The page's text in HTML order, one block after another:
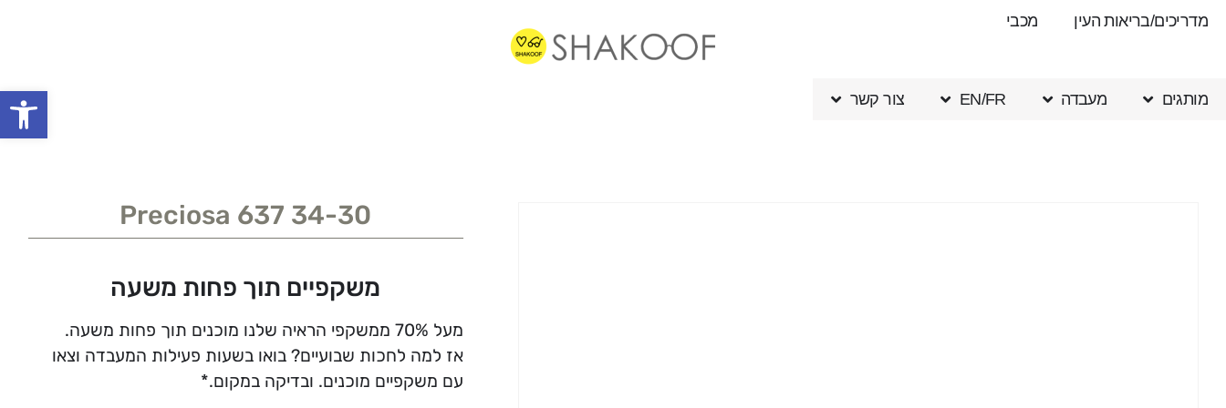
פתח
מדריכים/בריאות העין מכבי
מותגים מעבדה EN/FR צור קשר
Preciosa 637 34-30
משקפיים תוך פחות משעה
מעל 70% ממשקפי הראיה שלנו מוכנים תוך פחות משעה.
אז למה לחכות שבועיים? בואו בשעות פעילות המעבדה וצאו
עם משקפיים מוכנים. ובדיקה במקום.*